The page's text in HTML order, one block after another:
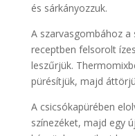
és sárkányozzuk.
A szarvasgombához
receptben felsorolt
leszűrjük.
pürésítjük, majd
A csicsókapürében
színezéket, majd egy